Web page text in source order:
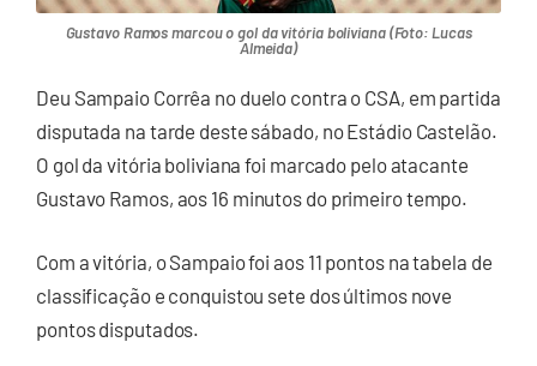
Gustavo Ramos marcou o gol da vitória boliviana (Foto: Lucas
Almeida)
Deu Sampaio Corrêa no duelo contra o CSA, em partida
disputada na tarde deste sábado, no Estádio Castelão.
O gol da vitória boliviana foi marcado pelo atacante
Gustavo Ramos, aos 16 minutos do primeiro tempo.
Com a vitória, o Sampaio foi aos 11 pontos na tabela de
classificação e conquistou sete dos últimos nove
pontos disputados.